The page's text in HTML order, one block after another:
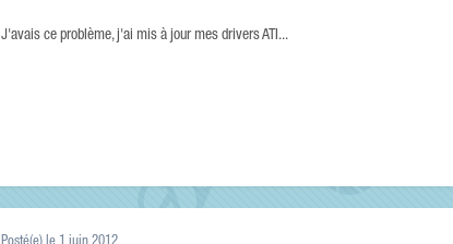
J'avais ce problème, j'ai mis à jour mes drivers ATI...